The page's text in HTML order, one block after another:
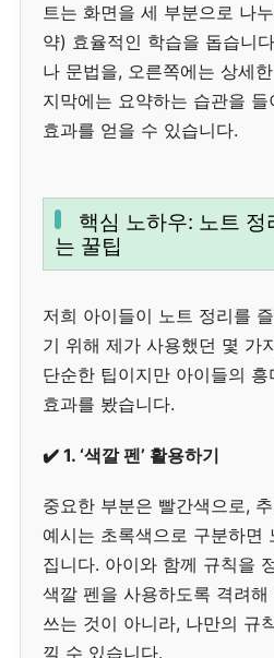
트는 화면을 세 부분으로 나
약) 효율적인 학습을 돕습니
나 문법을, 오른쪽에는 상세
지막에는 요약하는 습관을
효과를 얻을 수 있습니다.
핵심 노하우: 노트 정
는 꿀팁
저희 아이들이 노트 정리를
기 위해 제가 사용했던 몇 가
단순한 팁이지만 아이들의
효과를 봤습니다.
✔️ 1. ‘색깔 펜’ 활용하기
중요한 부분은 빨간색으로,
예시는 초록색으로 구분하면
집니다. 아이와 함께 규칙을
색깔 펜을 사용하도록 격려
쓰는 것이 아니라, 나만의 규
낄 수 있습니다.